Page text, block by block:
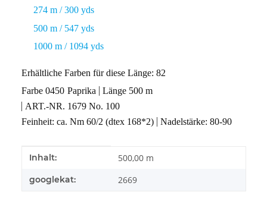
274 m / 300 yds
500 m / 547 yds
1000 m / 1094 yds
Erhältliche Farben für diese Länge: 82
Farbe 0450 Paprika
Länge 500 m
ART.-NR. 1679 No. 100
Feinheit: ca. Nm 60/2 (dtex 168*2)
Nadelstärke: 80-90
Produkteigenschaft
Wert
Inhalt: 500,00 m
googlekat: 2669